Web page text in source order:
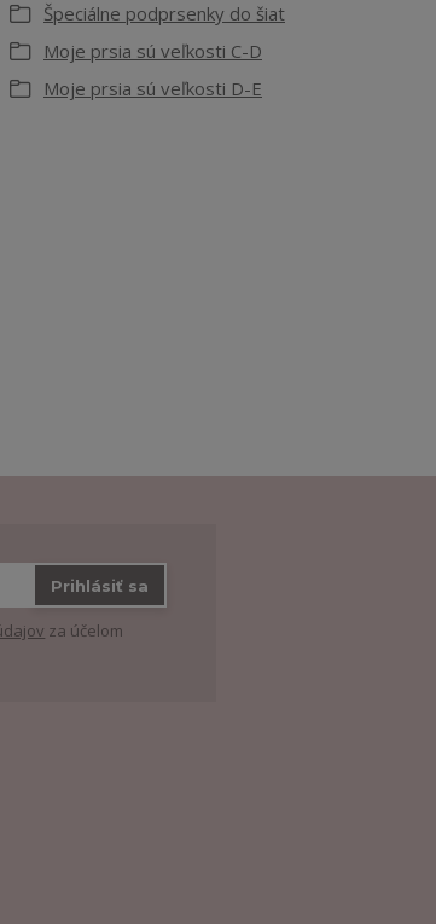
Špeciálne podprsenky do šiat
Moje prsia sú veľkosti C-D
Moje prsia sú veľkosti D-E
Prihlásiť sa
za účelom